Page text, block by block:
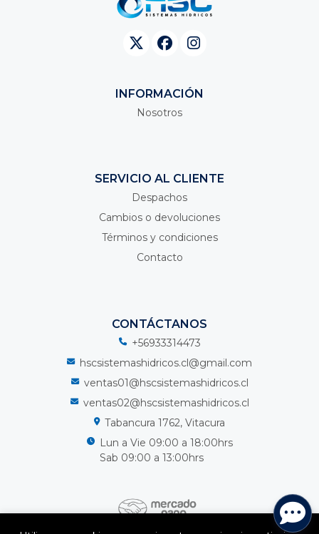
INFORMACIÓN
Nosotros
SERVICIO AL CLIENTE
Despachos
Cambios o devoluciones
Términos y condiciones
Contacto
CONTÁCTANOS
+56933314473
hscsistemashidricos.cl@gmail.com
ventas01@hscsistemashidricos.cl
ventas02@hscsistemashidricos.cl
Tabancura 1762, Vitacura
Lun a Vie 09:00 a 18:00hrs
Sab 09:00 a 13:00hrs